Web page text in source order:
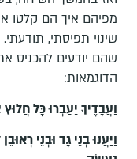
מפיהם איך הם קלטו
שינוי תפיסתי,
שהם יודעים להכניס
הדוגמאות:
וַעֲבָדֶיךָ יַעַבְרוּ כָּל
וַיַּעֲנוּ בְנֵי גָד וּבְנֵי